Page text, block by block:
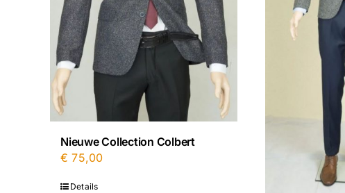
Nieuwe Collection Colbert
€ 75,00
Details